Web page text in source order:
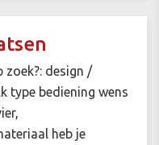
zoek?: design /
type bediening wens
heb je